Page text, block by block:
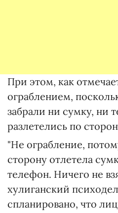
При этом, как
ограблением,
забрали ни сумку, ни
разлетелись по
"Не ограбление,
сторону отлетела
телефон. Ничего не
хулиганский
спланировано, что